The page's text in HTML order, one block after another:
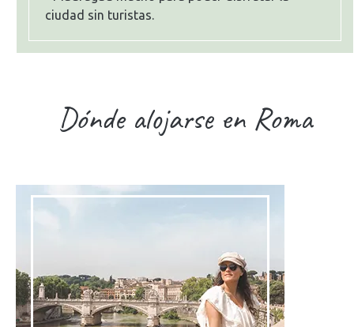
ciudad sin turistas.
Dónde alojarse en Roma